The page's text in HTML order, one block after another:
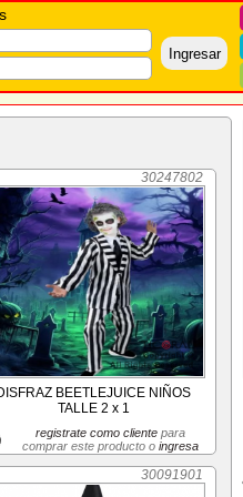
Ingresar
30247802
BEETLEJUICE NIÑOS
TALLE 2 x 1
registrate como clientepara
comprar este producto o ingresa
30091901